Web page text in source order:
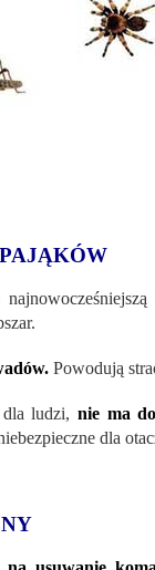
Powodują
ludzi, nie ma
dla